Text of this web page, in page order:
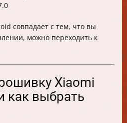
совпадает с тем, что вы
можно переходить к
Xiaomi
как выбрать